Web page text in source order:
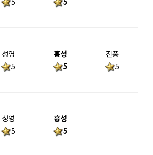
성영
5
흉성
5
진풍
5
성영
5
흉성
5